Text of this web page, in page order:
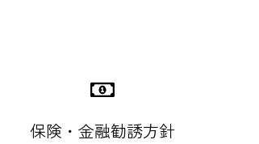
保険・金融勧誘方針